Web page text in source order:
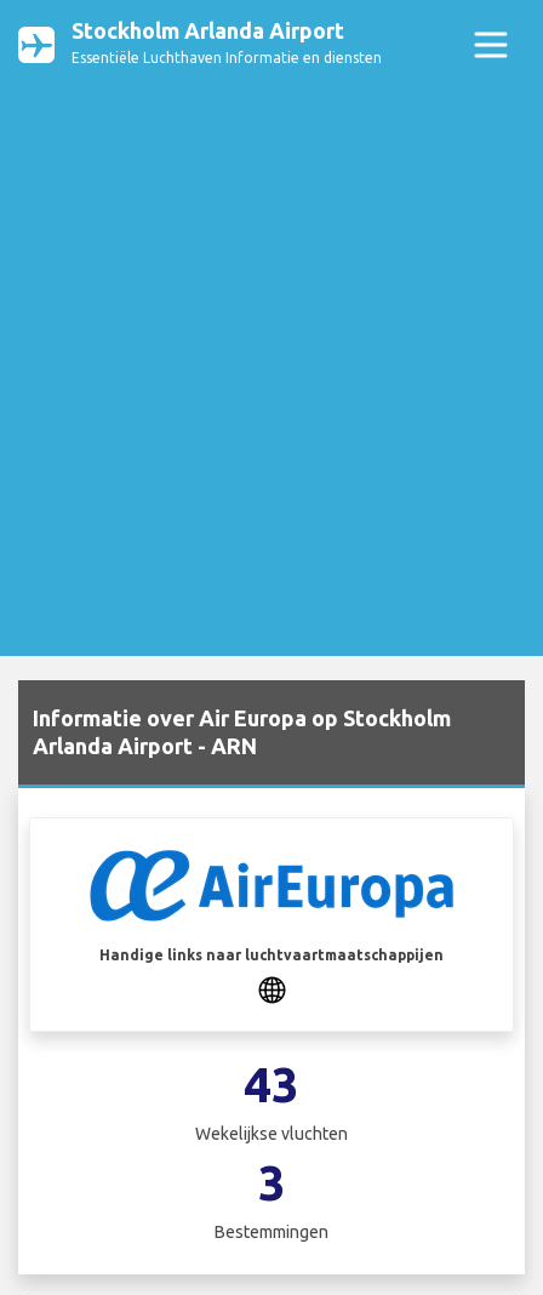
Stockholm Arlanda Airport
Essentiële Luchthaven Informatie en diensten
Informatie over Air Europa op Stockholm
Arlanda Airport - ARN
Handige links naar luchtvaartmaatschappijen
43
Wekelijkse vluchten
3
Bestemmingen